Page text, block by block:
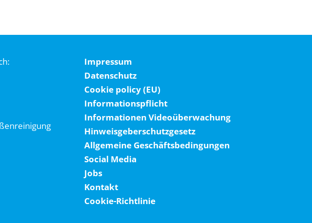
Impressum
Datenschutz
Cookie policy (EU)
Informationspflicht
Informationen Videoüberwachung
Hinweisgeberschutzgesetz
Allgemeine Geschäftsbedingungen
Social Media
Jobs
Kontakt
Cookie-Richtlinie